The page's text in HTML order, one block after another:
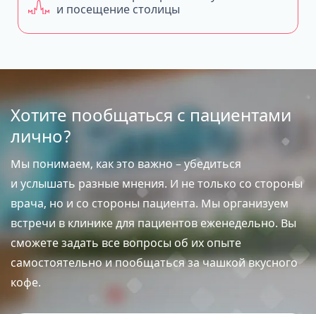
и посещение столицы
Хотите пообщаться с пациентами
лично?
Мы понимаем, как это важно – убедиться
и услышать разные мнения. И не только со стороны
врача, но и со стороны пациента. Мы организуем
встречи в клинике для пациентов еженедельно. Вы
сможете задать все вопросы об их опыте
самостоятельно и пообщаться за чашкой вкусного
кофе.